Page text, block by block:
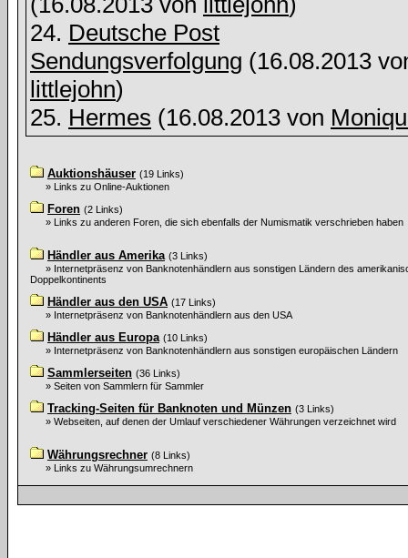
24. Deutsche Post
Sendungsverfolgung (16.08.2013
littlejohn)
25. Hermes (16.08.2013 von
Auktionshäuser (19 Links)
» Links zu Online-Auktionen
Foren (2 Links)
» Links zu anderen Foren, die sich ebenfalls der Numismatik verschrieben haben
Händler aus Amerika (3 Links)
» Internetpräsenz von Banknotenhändlern aus sonstigen Ländern des
Doppelkontinents
Händler aus den USA (17 Links)
» Internetpräsenz von Banknotenhändlern aus den USA
Händler aus Europa (10 Links)
» Internetpräsenz von Banknotenhändlern aus sonstigen europäischen Ländern
Sammlerseiten (36 Links)
» Seiten von Sammlern für Sammler
Tracking-Seiten für Banknoten und Münzen (3 Links)
» Webseiten, auf denen der Umlauf verschiedener Währungen verzeichnet wird
Währungsrechner (8 Links)
» Links zu Währungsumrechnern